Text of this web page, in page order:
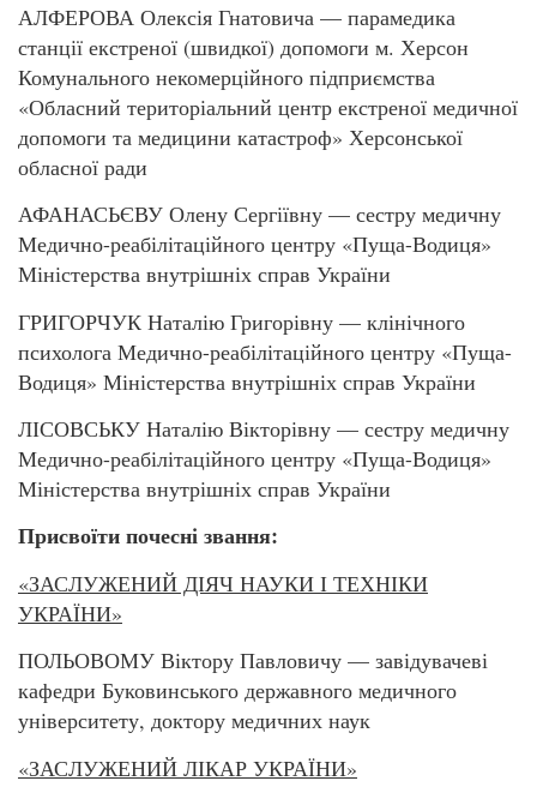
АЛФЕРОВА Олексія Гнатовича — парамедика
станції екстреної (швидкої) допомоги м. Херсон
Комунального некомерційного підприємства
«Обласний територіальний центр екстреної медичної
допомоги та медицини катастроф» Херсонської
обласної ради
АФАНАСЬЄВУ Олену Сергіївну — сестру медичну
Медично-реабілітаційного центру «Пуща-Водиця»
Міністерства внутрішніх справ України
ГРИГОРЧУК Наталію Григорівну — клінічного
психолога Медично-реабілітаційного центру «Пуща-
Водиця» Міністерства внутрішніх справ України
ЛІСОВСЬКУ Наталію Вікторівну — сестру медичну
Медично-реабілітаційного центру «Пуща-Водиця»
Міністерства внутрішніх справ України
Присвоїти почесні звання:
«ЗАСЛУЖЕНИЙ ДІЯЧ НАУКИ І ТЕХНІКИ
УКРАЇНИ»
ПОЛЬОВОМУ Віктору Павловичу — завідувачеві
кафедри Буковинського державного медичного
університету, доктору медичних наук
«ЗАСЛУЖЕНИЙ ЛІКАР УКРАЇНИ»